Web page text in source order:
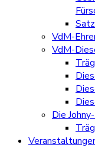
VdM-
VdM-
Die